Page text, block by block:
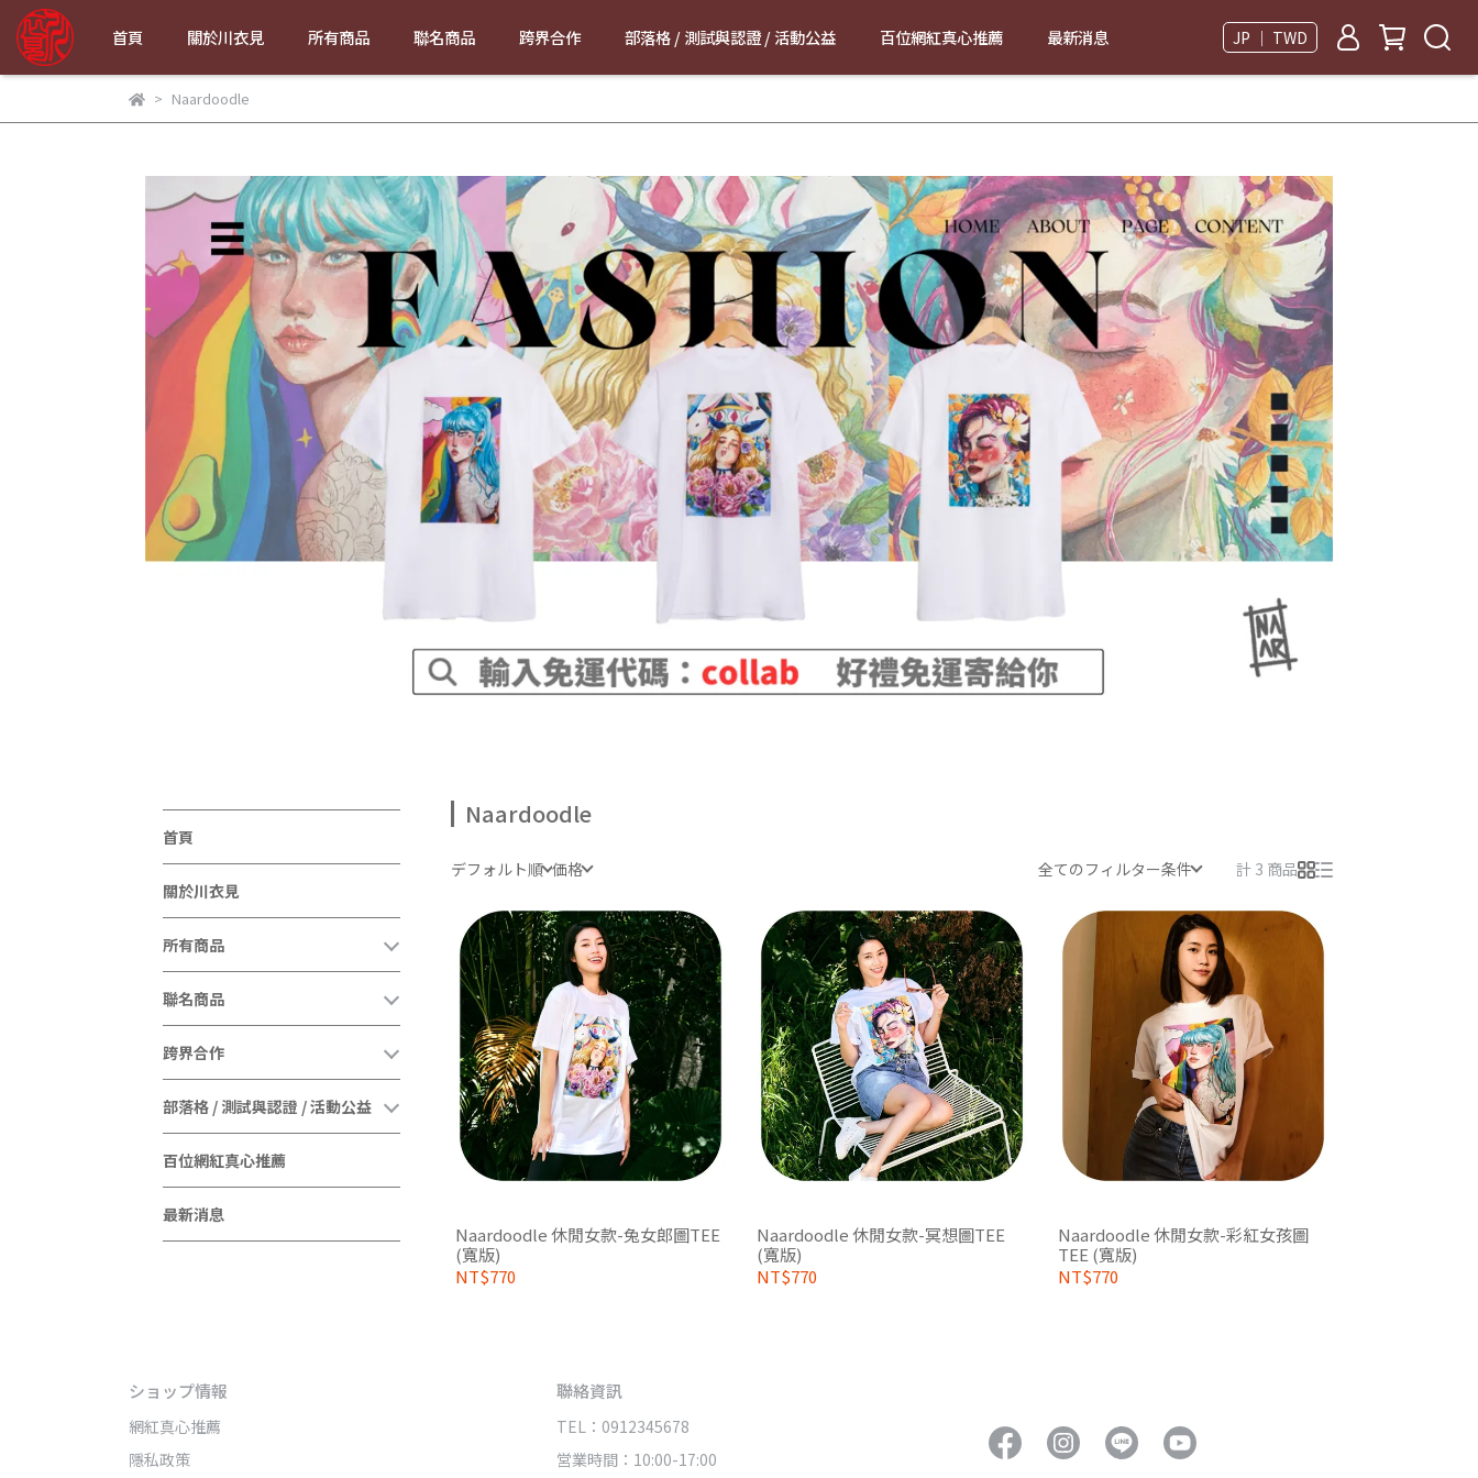
首頁 關於川衣見 所有商品 聯名商品 跨界合作 部落格 / 測試與認證 / 活動公益 百位網紅真心推薦 最新消息 JP ｜ TWD
Naardoodle
首頁
關於川衣見
所有商品
聯名商品
跨界合作
部落格 / 測試與認證 / 活動公益
百位網紅真心推薦
最新消息
Naardoodle
デフォルト順 価格 全てのフィルター条件 計 3 商品
Naardoodle 休閒女款-兔女郎圖TEE
(寬版)
NT$770
Naardoodle 休閒女款-冥想圖TEE
(寬版)
NT$770
Naardoodle 休閒女款-彩紅女孩圖
TEE (寬版)
NT$770
ショップ情報
網紅真心推薦
隱私政策
聯絡資訊
TEL：0912345678
営業時間：10:00-17:00